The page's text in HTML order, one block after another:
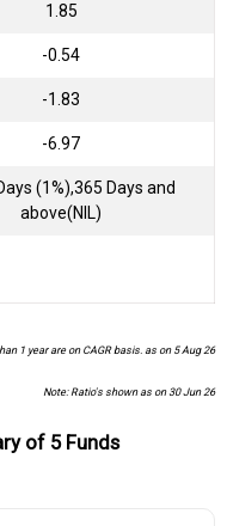
1.85
-0.54
-1.83
-6.97
(1%),365 Days and
above(NIL)
1 year are on CAGR basis. as on 5 Aug 26
Note: Ratio's shown as on 30 Jun 26
of 5 Funds